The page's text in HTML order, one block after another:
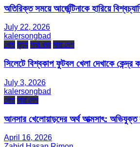
অতিরিক্ত সময়ে আর্জেন্টিনাকে হারিয়ে
July 22, 2026
kalersongbad
খেলা মৃত্যু সারা খবর সারা দেশ
সিলেটে বিশ্বকাপ ফুটবল খেলা দেখাকে কেন্দ্র
July 3, 2026
kalersongbad
খেলা সারা দেশ
আনসার খেলোয়াড়দের অর্থ আত্মসাৎ: অভিযুক্ত
April 16, 2026